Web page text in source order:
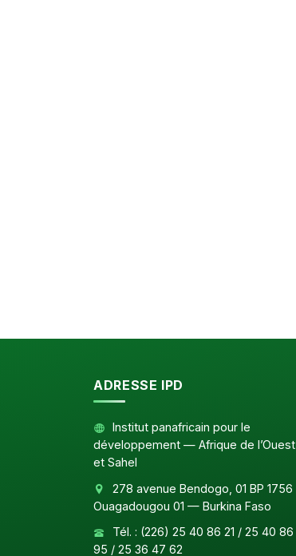
ADRESSE IPD
Institut panafricain pour le
développement — Afrique de l’Ouest
et Sahel
278 avenue Bendogo, 01 BP 1756
Ouagadougou 01 — Burkina Faso
Tél. : (226) 25 40 86 21 / 25 40 86
95 / 25 36 47 62